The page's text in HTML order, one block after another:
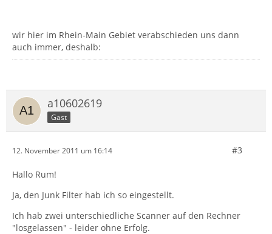
wir hier im Rhein-Main Gebiet verabschieden uns dann
auch immer, deshalb:
a10602619
Gast
12. November 2011 um 16:14 #3
Hallo Rum!
Ja, den Junk Filter hab ich so eingestellt.
Ich hab zwei unterschiedliche Scanner auf den Rechner
"losgelassen" - leider ohne Erfolg.